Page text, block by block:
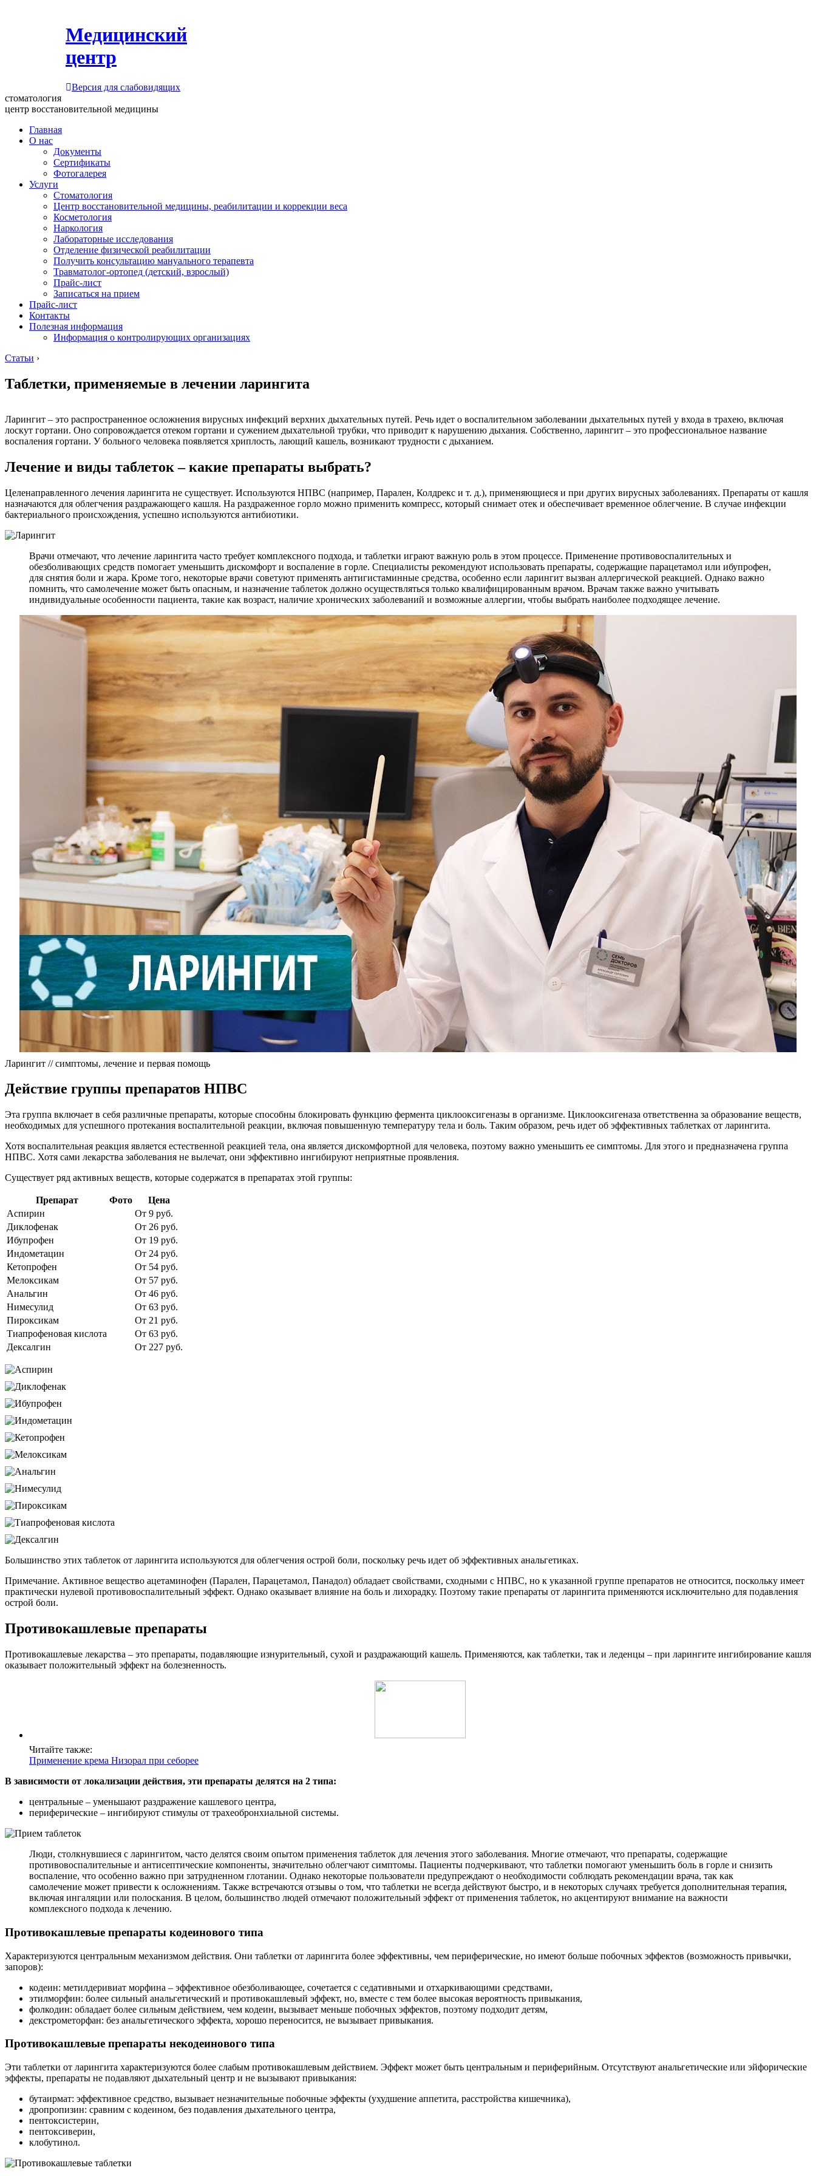
Медицинский
центр
Версия для слабовидящих
стоматология
центр восстановительной медицины
Главная
О нас
Документы
Сертификаты
Фотогалерея
Услуги
Стоматология
Центр восстановительной медицины, реабилитации и коррекции веса
Косметология
Наркология
Лабораторные исследования
Отделение физической реабилитации
Получить консультацию мануального терапевта
Травматолог-ортопед (детский, взрослый)
Прайс-лист
Записаться на прием
Прайс-лист
Контакты
Полезная информация
Информация о контролирующих организациях
Статьи ›
Таблетки, применяемые в лечении ларингита
Ларингит – это распространенное осложнения вирусных инфекций верхних дыхательных путей. Речь идет о воспалительном заболевании дыхательных путей у входа в трахею, включая
лоскут гортани. Оно сопровождается отеком гортани и сужением дыхательной трубки, что приводит к нарушению дыхания. Собственно, ларингит – это профессиональное название
воспаления гортани. У больного человека появляется хриплость, лающий кашель, возникают трудности с дыханием.
Лечение и виды таблеток – какие препараты выбрать?
Целенаправленного лечения ларингита не существует. Используются НПВС (например, Парален, Колдрекс и т. д.), применяющиеся и при других вирусных заболеваниях. Препараты от кашля
назначаются для облегчения раздражающего кашля. На раздраженное горло можно применить компресс, который снимает отек и обеспечивает временное облегчение. В случае инфекции
бактериального происхождения, успешно используются антибиотики.
Врачи отмечают, что лечение ларингита часто требует комплексного подхода, и таблетки играют важную роль в этом процессе. Применение противовоспалительных и
обезболивающих средств помогает уменьшить дискомфорт и воспаление в горле. Специалисты рекомендуют использовать препараты, содержащие парацетамол или ибупрофен,
для снятия боли и жара. Кроме того, некоторые врачи советуют применять антигистаминные средства, особенно если ларингит вызван аллергической реакцией. Однако важно
помнить, что самолечение может быть опасным, и назначение таблеток должно осуществляться только квалифицированным врачом. Врачам также важно учитывать
индивидуальные особенности пациента, такие как возраст, наличие хронических заболеваний и возможные аллергии, чтобы выбрать наиболее подходящее лечение.
Ларингит // симптомы, лечение и первая помощь
Действие группы препаратов НПВС
Эта группа включает в себя различные препараты, которые способны блокировать функцию фермента циклооксигеназы в организме. Циклооксигеназа ответственна за образование веществ,
необходимых для успешного протекания воспалительной реакции, включая повышенную температуру тела и боль. Таким образом, речь идет об эффективных таблетках от ларингита.
Хотя воспалительная реакция является естественной реакцией тела, она является дискомфортной для человека, поэтому важно уменьшить ее симптомы. Для этого и предназначена группа
НПВС. Хотя сами лекарства заболевания не вылечат, они эффективно ингибируют неприятные проявления.
Существует ряд активных веществ, которые содержатся в препаратах этой группы:
Препарат Фото
Цена
Аспирин
От 9 руб.
Диклофенак
От 26 руб.
Ибупрофен
От 19 руб.
Индометацин
От 24 руб.
Кетопрофен
От 54 руб.
Мелоксикам
От 57 руб.
Анальгин
От 46 руб.
Нимесулид
От 63 руб.
Пироксикам
От 21 руб.
Тиапрофеновая кислота
От 63 руб.
Дексалгин
От 227 руб.
Большинство этих таблеток от ларингита используются для облегчения острой боли, поскольку речь идет об эффективных анальгетиках.
Примечание. Активное вещество ацетаминофен (Парален, Парацетамол, Панадол) обладает свойствами, сходными с НПВС, но к указанной группе препаратов не относится, поскольку имеет
практически нулевой противовоспалительный эффект. Однако оказывает влияние на боль и лихорадку. Поэтому такие препараты от ларингита применяются исключительно для подавления
острой боли.
Противокашлевые препараты
Противокашлевые лекарства – это препараты, подавляющие изнурительный, сухой и раздражающий кашель. Применяются, как таблетки, так и леденцы – при ларингите ингибирование кашля
оказывает положительный эффект на болезненность.
Читайте также:
Применение крема Низорал при себорее
В зависимости от локализации действия, эти препараты делятся на 2 типа:
центральные – уменьшают раздражение кашлевого центра,
периферические – ингибируют стимулы от трахеобронхиальной системы.
Люди, столкнувшиеся с ларингитом, часто делятся своим опытом применения таблеток для лечения этого заболевания. Многие отмечают, что препараты, содержащие
противовоспалительные и антисептические компоненты, значительно облегчают симптомы. Пациенты подчеркивают, что таблетки помогают уменьшить боль в горле и снизить
воспаление, что особенно важно при затрудненном глотании. Однако некоторые пользователи предупреждают о необходимости соблюдать рекомендации врача, так как
самолечение может привести к осложнениям. Также встречаются отзывы о том, что таблетки не всегда действуют быстро, и в некоторых случаях требуется дополнительная терапия,
включая ингаляции или полоскания. В целом, большинство людей отмечают положительный эффект от применения таблеток, но акцентируют внимание на важности
комплексного подхода к лечению.
Противокашлевые препараты кодеинового типа
Характеризуются центральным механизмом действия. Они таблетки от ларингита более эффективны, чем периферические, но имеют больше побочных эффектов (возможность привычки,
запоров):
кодеин: метилдеривиат морфина – эффективное обезболивающее, сочетается с седативными и отхаркивающими средствами,
этилморфин: более сильный анальгетический и противокашлевый эффект, но, вместе с тем более высокая вероятность привыкания,
фолкодин: обладает более сильным действием, чем кодеин, вызывает меньше побочных эффектов, поэтому подходит детям,
декстрометорфан: без анальгетического эффекта, хорошо переносится, не вызывает привыкания.
Противокашлевые препараты некодеинового типа
Эти таблетки от ларингита характеризуются более слабым противокашлевым действием. Эффект может быть центральным и периферийным. Отсутствуют анальгетические или эйфорические
эффекты, препараты не подавляют дыхательный центр и не вызывают привыкания:
бутаирмат: эффективное средство, вызывает незначительные побочные эффекты (ухудшение аппетита, расстройства кишечника),
дропропизин: сравним с кодеином, без подавления дыхательного центра,
пентоксистерин,
пентоксиверин,
клобутинол.